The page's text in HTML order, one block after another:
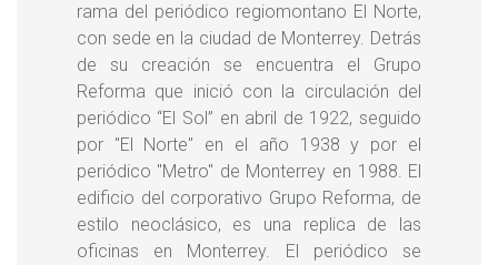
rama del periódico regiomontano El Norte,
con sede en la ciudad de Monterrey. Detrás
de su creación se encuentra el Grupo
Reforma que inició con la circulación del
periódico “El Sol” en abril de 1922, seguido
por "El Norte" en el año 1938 y por el
periódico "Metro" de Monterrey en 1988. El
edificio del corporativo Grupo Reforma, de
estilo neoclásico, es una replica de las
oficinas en Monterrey. El periódico se